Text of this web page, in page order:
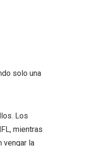
solo una
Los
mientras
vengar la